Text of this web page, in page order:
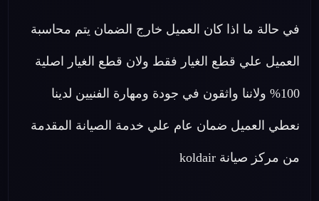
في حالة ما اذا كان العميل خارج الضمان يتم محاسبة
العميل علي قطع الغيار فقط ولان قطع الغيار اصلية
100% ولاننا واثقون في جودة ومهارة الفنيين لدينا
نعطي العميل ضمان عام علي خدمة الصيانة المقدمة
من مركز صيانة koldair